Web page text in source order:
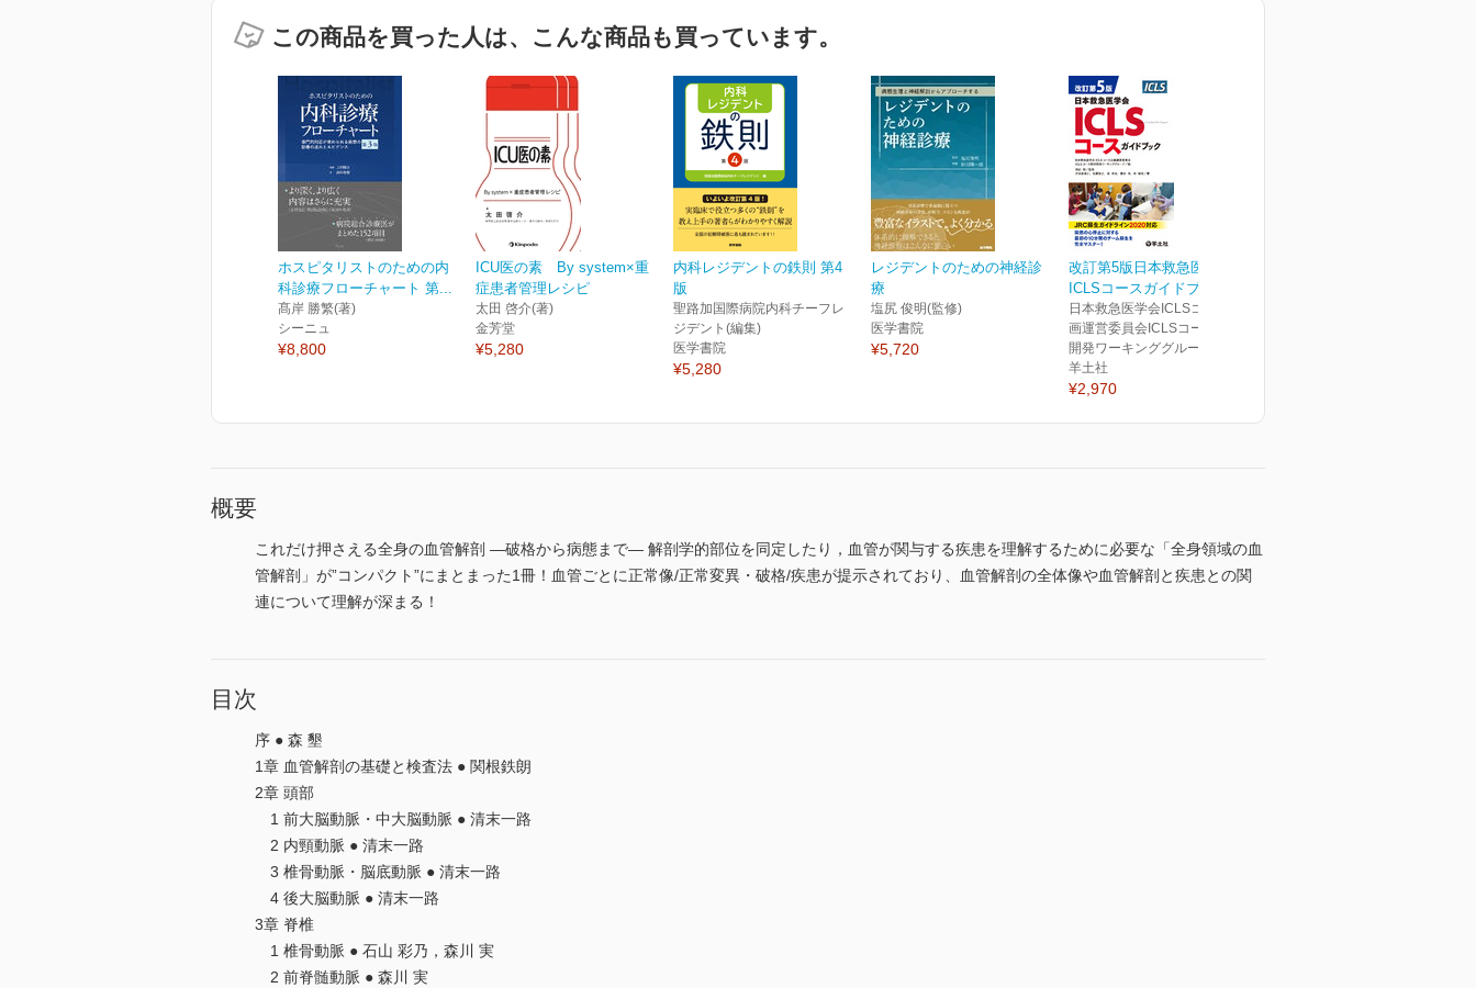
この商品を買った人は、こんな商品も買っています。
ホスピタリストのための内
科診療フローチャート 第...
髙岸 勝繁(著)
シーニュ
¥8,800
ICU医の素 By system×重
症患者管理レシピ
太田 啓介(著)
金芳堂
¥5,280
内科レジデントの鉄則 第4
版
聖路加国際病院内科チーフレ
ジデント(編集)
医学書院
¥5,280
レジデントのための神経診
療
塩尻 俊明(監修)
医学書院
¥5,720
改訂第5版日本救急医学会
ICLSコースガイドブック
日本救急医学会ICLSコース企
画運営委員会ICLSコース教材
開発ワーキンググループ(編)
羊土社
¥2,970
概要
これだけ押さえる全身の血管解剖 ―破格から病態まで― 解剖学的部位を同定したり，血管が関与する疾患を理解するために必要な「全身領域の血
管解剖」が”コンパクト”にまとまった1冊！血管ごとに正常像/正常変異・破格/疾患が提示されており、血管解剖の全体像や血管解剖と疾患との関
連について理解が深まる！
目次
序 ● 森 墾
1章 血管解剖の基礎と検査法 ● 関根鉄朗
2章 頭部
1 前大脳動脈・中大脳動脈 ● 清末一路
2 内頸動脈 ● 清末一路
3 椎骨動脈・脳底動脈 ● 清末一路
4 後大脳動脈 ● 清末一路
3章 脊椎
1 椎骨動脈 ● 石山 彩乃，森川 実
2 前脊髄動脈 ● 森川 実